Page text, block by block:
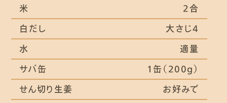
米
2合
白だし
大さじ4
水
適量
サバ缶
1缶（200g）
せん切り生姜
お好みで